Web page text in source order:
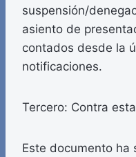
suspensión/
asiento de
contados desde la
notificaciones.
Tercero: Contra
Este documento ha